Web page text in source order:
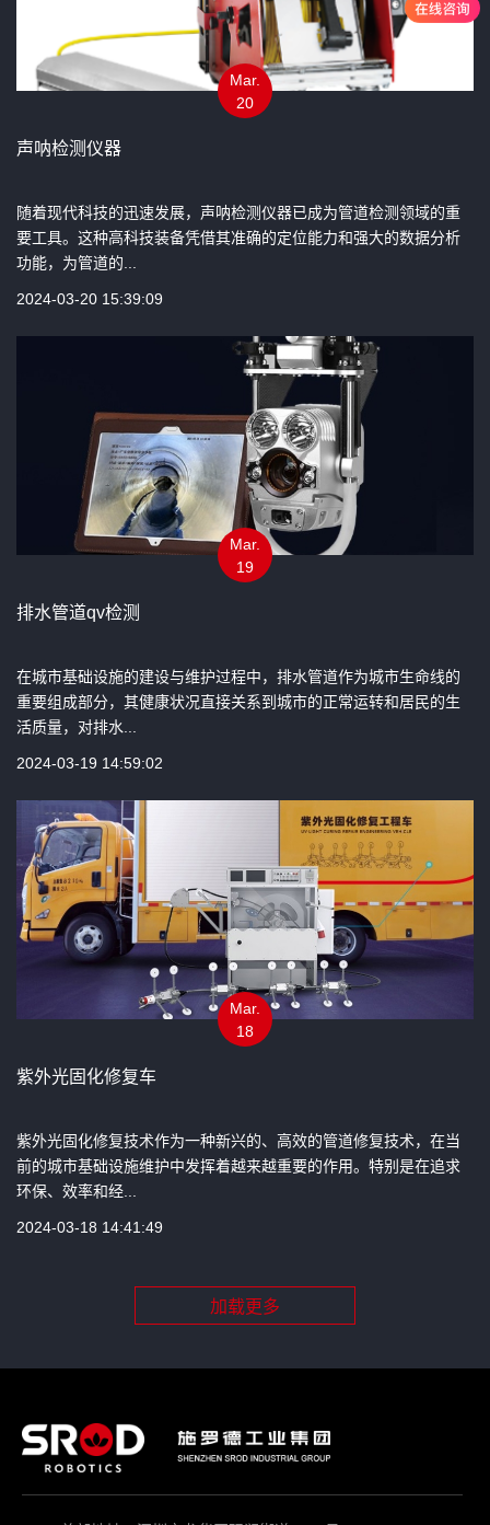
Mar.
20
声呐检测仪器
随着现代科技的迅速发展，声呐检测仪器已成为管道检测领域的重
要工具。这种高科技装备凭借其准确的定位能力和强大的数据分析
功能，为管道的...
2024-03-20 15:39:09
Mar.
19
排水管道qv检测
在城市基础设施的建设与维护过程中，排水管道作为城市生命线的
重要组成部分，其健康状况直接关系到城市的正常运转和居民的生
活质量，对排水...
2024-03-19 14:59:02
Mar.
18
紫外光固化修复车
紫外光固化修复技术作为一种新兴的、高效的管道修复技术，在当
前的城市基础设施维护中发挥着越来越重要的作用。特别是在追求
环保、效率和经...
2024-03-18 14:41:49